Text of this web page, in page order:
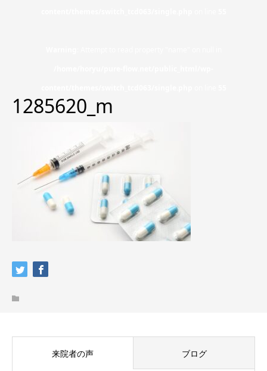
1285620_m
来院者の声 ブログ